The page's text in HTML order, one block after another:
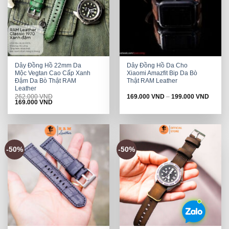
Dây Đồng Hồ 22mm Da
Mộc Vegtan Cao Cấp Xanh
Đậm Da Bò Thật RAM
Leather
262.000VND
Original
was:
169.000VNDCurrent
is:
Dây Đồng Hồ Da Cho
Xiaomi Amazfit Bip Da Bò
Thật RAM Leather
169.000VND –199.000VND
-50% -50%